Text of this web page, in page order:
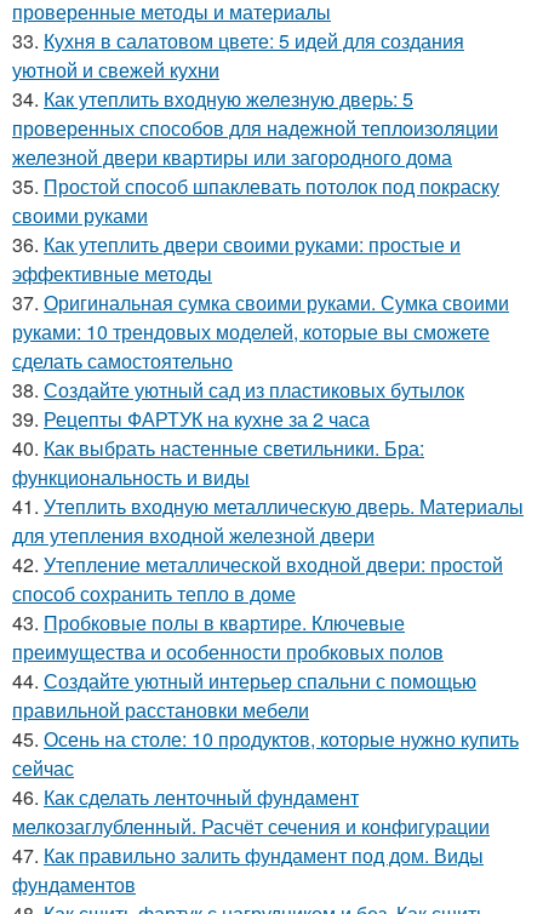
проверенные методы и материалы
33. Кухня в салатовом цвете: 5 идей для создания
уютной и свежей кухни
34. Как утеплить входную железную дверь: 5
проверенных способов для надежной теплоизоляции
железной двери квартиры или загородного дома
35. Простой способ шпаклевать потолок под покраску
своими руками
36. Как утеплить двери своими руками: простые и
эффективные методы
37. Оригинальная сумка своими руками. Сумка своими
руками: 10 трендовых моделей, которые вы сможете
сделать самостоятельно
38. Создайте уютный сад из пластиковых бутылок
39. Рецепты ФАРТУК на кухне за 2 часа
40. Как выбрать настенные светильники. Бра:
функциональность и виды
41. Утеплить входную металлическую дверь. Материалы
для утепления входной железной двери
42. Утепление металлической входной двери: простой
способ сохранить тепло в доме
43. Пробковые полы в квартире. Ключевые
преимущества и особенности пробковых полов
44. Создайте уютный интерьер спальни с помощью
правильной расстановки мебели
45. Осень на столе: 10 продуктов, которые нужно купить
сейчас
46. Как сделать ленточный фундамент
мелкозаглубленный. Расчёт сечения и конфигурации
47. Как правильно залить фундамент под дом. Виды
фундаментов